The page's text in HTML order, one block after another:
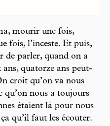
mourir une fois,
fois, l’inceste. Et puis,
de parler, quand on a
quatorze ans peut-
croit qu’on va nous
qu’on nous a toujours
étaient là pour nous
qu’il faut les écouter.